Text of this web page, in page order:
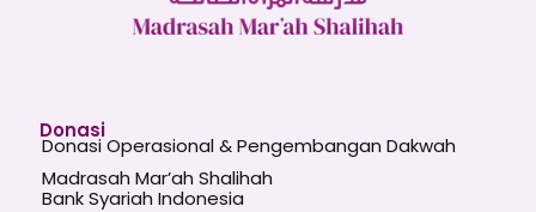
Donasi
Donasi Operasional & Pengembangan Dakwah
Madrasah Mar’ah Shalihah
Bank Syariah Indonesia